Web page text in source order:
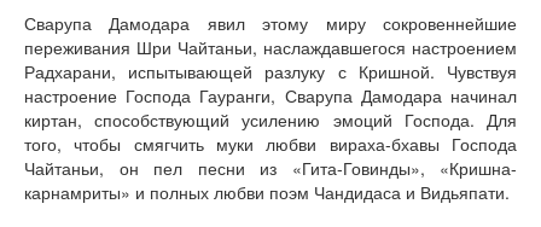
Сварупа Дамодара явил этому миру сокровеннейшие
переживания Шри Чайтаньи, наслаждавшегося настроением
Радхарани, испытывающей разлуку с Кришной. Чувствуя
настроение Господа Гауранги, Сварупа Дамодара начинал
киртан, способствующий усилению эмоций Господа. Для
того, чтобы смягчить муки любви вираха-бхавы Господа
Чайтаньи, он пел песни из «Гита-Говинды», «Кришна-
карнамриты» и полных любви поэм Чандидаса и Видьяпати.